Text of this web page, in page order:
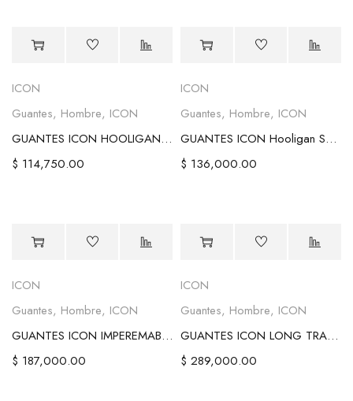
ICON
Guantes, Hombre, ICON
GUANTES ICON HOOLIGAN CE - NEGROS
$ 114,750.00
ICON
Guantes, Hombre, ICON
GUANTES ICON Hooligan Scatterbrain
$ 136,000.00
ICON
Guantes, Hombre, ICON
GUANTES ICON IMPEREMABLES PDX3™
$ 187,000.00
ICON
Guantes, Hombre, ICON
GUANTES ICON LONG TRACK CX
$ 289,000.00